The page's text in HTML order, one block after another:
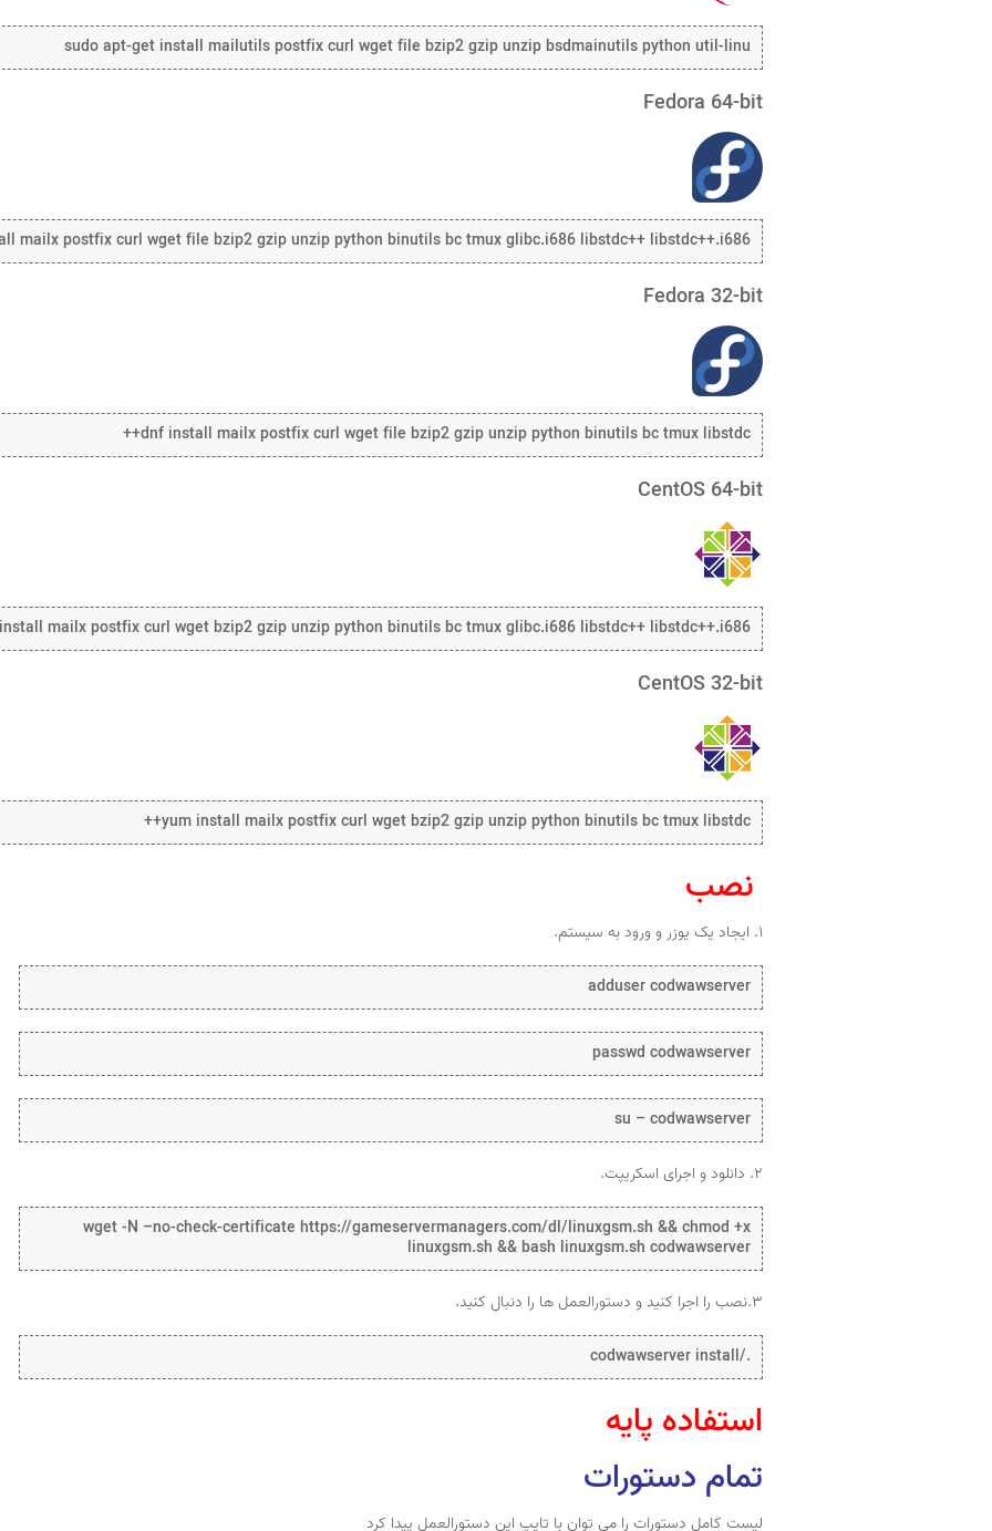
sudo apt-get install mailutils postfix curl wget file bzip2 gzip unzip bsdmainutils python util-linu
Fedora 64-bit
mailx postfix curl wget file bzip2 gzip unzip python binutils bc tmux glibc.i686 libstdc++ libstdc++.i686
Fedora 32-bit
dnf install mailx postfix curl wget file bzip2 gzip unzip python binutils bc tmux libstdc++
CentOS 64-bit
mailx postfix curl wget bzip2 gzip unzip python binutils bc tmux glibc.i686 libstdc++ libstdc++.i686
CentOS 32-bit
yum install mailx postfix curl wget bzip2 gzip unzip python binutils bc tmux libstdc++
نصب
۱. ایجاد یک یوزر و ورود به سیستم.
adduser codwawserver
passwd codwawserver
su – codwawserver
۲. دانلود و اجرای اسکریپت.
wget -N –no-check-certificate https://gameservermanagers.com/dl/linuxgsm.sh && chmod +x
linuxgsm.sh && bash linuxgsm.sh codwawserver
۳.نصب را اجرا کنید و دستورالعمل ها را دنبال کنید.
./codwawserver install
استفاده پایه
تمام دستورات
لیست کامل دستورات را می توان با تایپ این دستورالعمل پیدا کرد